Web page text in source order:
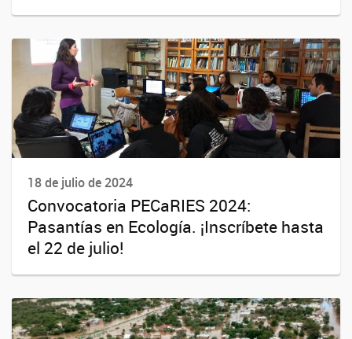
18 de julio de 2024
Convocatoria PECaRIES 2024:
Pasantías en Ecología. ¡Inscríbete hasta
el 22 de julio!